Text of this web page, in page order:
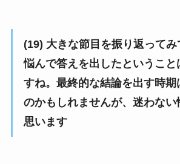
(19) 大きな節目を振り返ってみ
悩んで答えを出したということ
すね。最終的な結論を出す時期
のかもしれませんが、迷わない
思います